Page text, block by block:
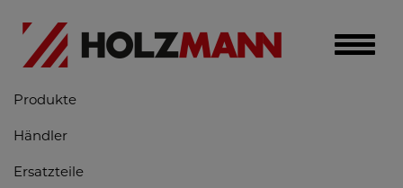
Toggle
Produkte
Händler
Ersatzteile